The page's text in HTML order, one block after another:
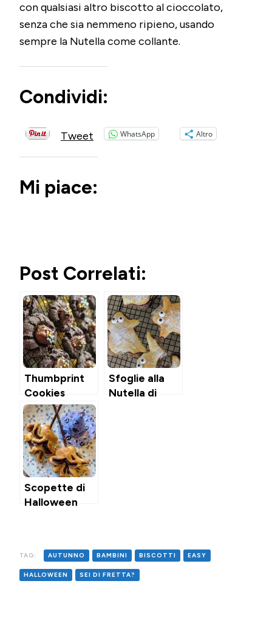
con qualsiasi altro biscotto al cioccolato,
senza che sia nemmeno ripieno, usando
sempre la Nutella come collante.
Condividi:
Tweet WhatsApp Altro
Mi piace:
Post Correlati:
Thumbprint
Cookies
Cacao &
Nutella
Sfoglie alla
Nutella di
Scopette di
Halloween
Aria
TAG: AUTUNNO BAMBINI BISCOTTI EASY
HALLOWEEN SEI DI FRETTA?